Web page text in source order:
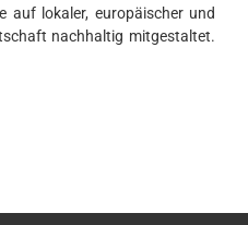
auf lokaler, europäischer und
nachhaltig mitgestaltet.